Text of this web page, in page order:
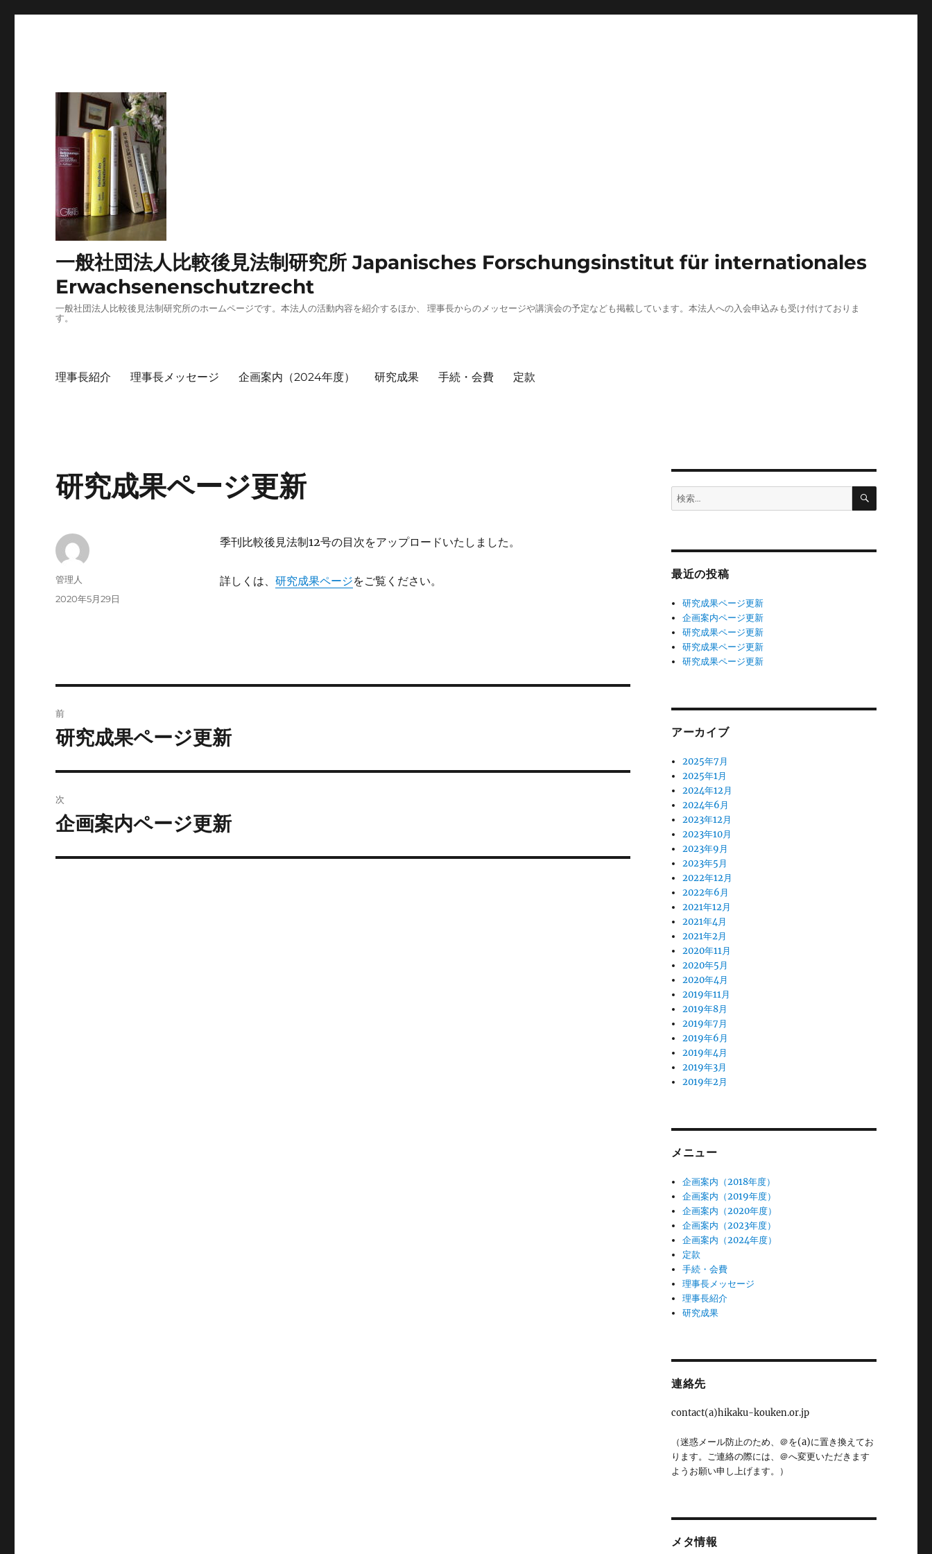
一般社団法人比較後見法制研究所 Japanisches Forschungsinstitut für internationales
Erwachsenenschutzrecht
一般社団法人比較後見法制研究所のホームページです。本法人の活動内容を紹介するほか、 理事長からのメッセージや講演会の予定なども掲載しています。本法人への入会申込みも受け付けておりま
す。
理事長紹介 理事長メッセージ 企画案内（2024年度） 研究成果 手続・会費 定款
研究成果ページ更新
季刊比較後見法制12号の目次をアップロードいたしました。
詳しくは、 研究成果ページをご覧ください。
投
管理人
投
2020年5月29日
稿
ゲ
前
前
投
稿:
研究成果ページ更新
次
次
投
企画案内ページ更新
検
索:
検
最近の投稿
研究成果ページ更新
企画案内ページ更新
研究成果ページ更新
研究成果ページ更新
研究成果ページ更新
アーカイブ
2025年7月
2025年1月
2024年12月
2024年6月
2023年12月
2023年10月
2023年9月
2023年5月
2022年12月
2022年6月
2021年12月
2021年4月
2021年2月
2020年11月
2020年5月
2020年4月
2019年11月
2019年8月
2019年7月
2019年6月
2019年4月
2019年3月
2019年2月
メニュー
企画案内（2018年度）
企画案内（2019年度）
企画案内（2020年度）
企画案内（2023年度）
企画案内（2024年度）
定款
手続・会費
理事長メッセージ
理事長紹介
研究成果
連絡先
contact(a)hikaku-kouken.or.jp
（迷惑メール防止のため、＠を(a)に置き換えてお
ります。ご連絡の際には、＠へ変更いただきます
ようお願い申し上げます。）
メタ情報